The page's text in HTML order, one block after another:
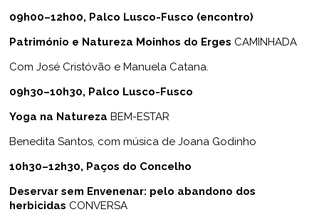
09h00–12h00, Palco Lusco-Fusco (encontro)
Património e Natureza Moinhos do Erges CAMINHADA
Com José Cristóvão e Manuela Catana.
09h30–10h30, Palco Lusco-Fusco
Yoga na Natureza BEM-ESTAR
Benedita Santos, com música de Joana Godinho
10h30–12h30, Paços do Concelho
Deservar sem Envenenar: pelo abandono dos
herbicidas CONVERSA